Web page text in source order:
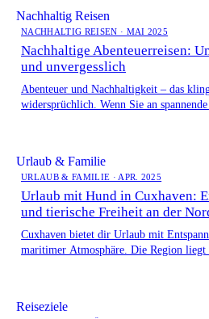
Nachhaltig Reisen
NACHHALTIG REISEN · MAI 2025
Nachhaltige Abenteuerreisen:
und unvergesslich
Abenteuer und Nachhaltigkeit – das
widersprüchlich. Wenn Sie an spannende
Urlaub & Familie
URLAUB & FAMILIE · APR. 2025
Urlaub mit Hund in Cuxhaven:
und tierische Freiheit an der
Cuxhaven bietet dir Urlaub mit
maritimer Atmosphäre. Die Region liegt
Reiseziele